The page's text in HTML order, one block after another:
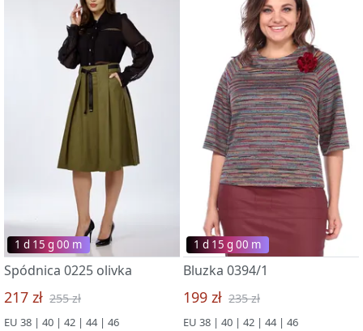
1 d 15 g 00 m
Spódnica 0225 olivka
217 zł 255 zł
EU 38 | 40 | 42 | 44 | 46
1 d 15 g 00 m
Bluzka 0394/1
199 zł 235 zł
EU 38 | 40 | 42 | 44 | 46